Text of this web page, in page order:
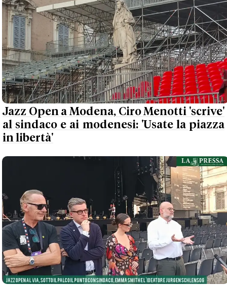
Jazz Open a Modena, Ciro Menotti 'scrive'
al sindaco e ai modenesi: 'Usate la piazza
in libertà'